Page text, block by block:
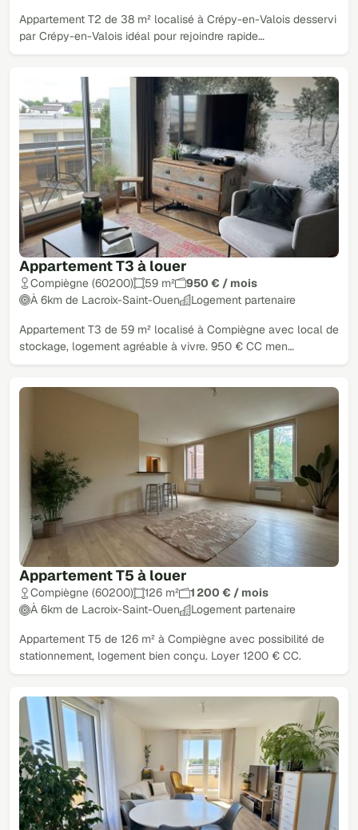
Appartement T2 de 38 m² localisé à Crépy-en-Valois desservi
par Crépy-en-Valois idéal pour rejoindre rapide…
Appartement T3 à louer
Compiègne (60200) 59 m²
950 € / mois
À 6km de Lacroix-Saint-Ouen
Logement partenaire
Appartement T3 de 59 m² localisé à Compiègne avec local de
stockage, logement agréable à vivre. 950 € CC men…
Appartement T5 à louer
Compiègne (60200) 126 m²
1 200 € / mois
À 6km de Lacroix-Saint-Ouen
Logement partenaire
Appartement T5 de 126 m² à Compiègne avec possibilité de
stationnement, logement bien conçu. Loyer 1200 € CC.